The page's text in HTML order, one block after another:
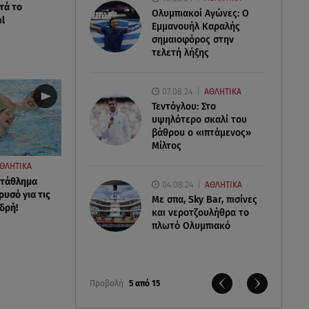
Ολυμπιακοί Αγώνες: Ο
Εμμανουήλ Καραλής
σημαιοφόρος στην
τελετή λήξης
07.08.24 ΑΘΛΗΤΙΚΑ
Τεντόγλου: Στο
υψηλότερο σκαλί του
βάθρου ο «ιπτάμενος»
Μίλτος
04.08.24 ΑΘΛΗΤΙΚΑ
Με σπα, Sky Bar, πισίνες
και νεροτζουλήθρα το
πλωτό Ολυμπιακό
Προβολή 5 από 15
το
για τις